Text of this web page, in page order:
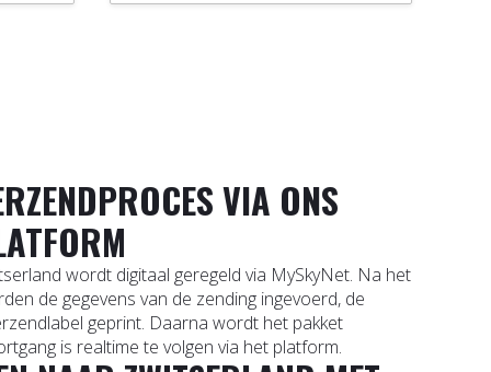
VIA ONS
wordt digitaal geregeld via MySkyNet. Na het
de gegevens van de zending ingevoerd, de
geprint. Daarna wordt het pakket
is realtime te volgen via het platform.